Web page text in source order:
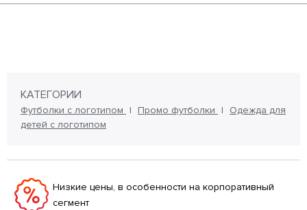
КАТЕГОРИИ
Футболки с логотипом Промо футболки
Одежда для
детей с логотипом
Низкие цены, в особенности на корпоративный
сегмент